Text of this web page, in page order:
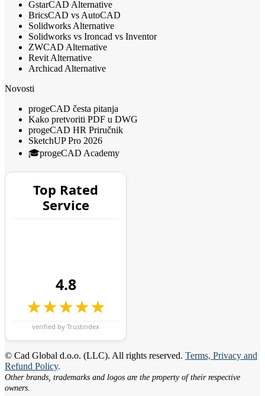
GstarCAD Alternative
BricsCAD vs AutoCAD
Solidworks Alternative
Solidworks vs Ironcad vs Inventor
ZWCAD Alternative
Revit Alternative
Archicad Alternative
Novosti
progeCAD česta pitanja
Kako pretvoriti PDF u DWG
progeCAD HR Priručnik
SketchUP Pro 2026
🎓progeCAD Academy
Top Rated
Service
4.8
★★★★★
verified by Trustindex
© Cad Global d.o.o. (LLC). All rights reserved. Terms, Privacy and
Refund Policy.
Other brands, trademarks and logos are the property of their respective
owners.